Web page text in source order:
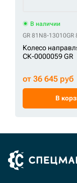
В наличии
GR 81N8-13010GR
Колесо
СК-0000059 GR
от 36 645 руб
В